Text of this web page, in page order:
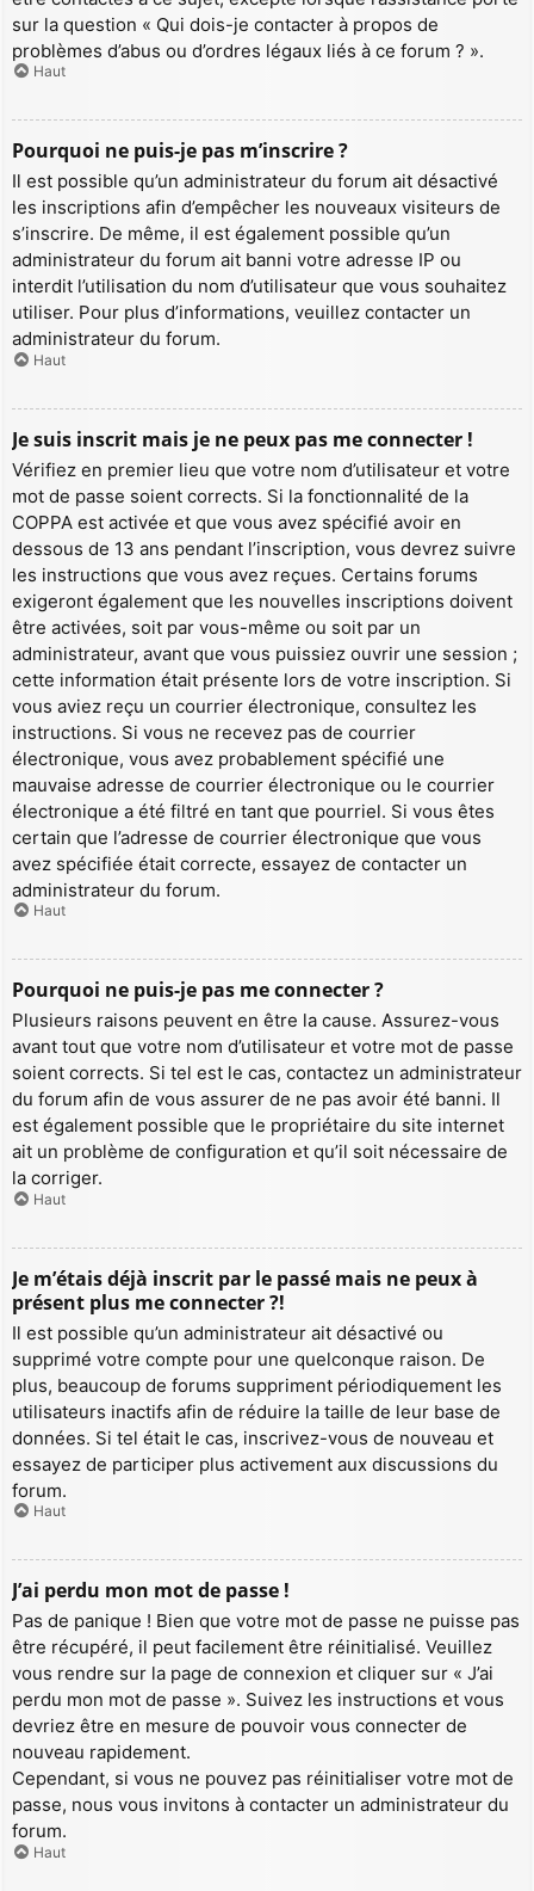
sur la question « Qui dois-je contacter à propos de
problèmes d’abus ou d’ordres légaux liés à ce forum ? ».
Haut
Pourquoi ne puis-je pas m’inscrire ?
Il est possible qu’un administrateur du forum ait désactivé
les inscriptions afin d’empêcher les nouveaux visiteurs de
s’inscrire. De même, il est également possible qu’un
administrateur du forum ait banni votre adresse IP ou
interdit l’utilisation du nom d’utilisateur que vous souhaitez
utiliser. Pour plus d’informations, veuillez contacter un
administrateur du forum.
Haut
Je suis inscrit mais je ne peux pas me connecter !
Vérifiez en premier lieu que votre nom d’utilisateur et votre
mot de passe soient corrects. Si la fonctionnalité de la
COPPA est activée et que vous avez spécifié avoir en
dessous de 13 ans pendant l’inscription, vous devrez suivre
les instructions que vous avez reçues. Certains forums
exigeront également que les nouvelles inscriptions doivent
être activées, soit par vous-même ou soit par un
administrateur, avant que vous puissiez ouvrir une session ;
cette information était présente lors de votre inscription. Si
vous aviez reçu un courrier électronique, consultez les
instructions. Si vous ne recevez pas de courrier
électronique, vous avez probablement spécifié une
mauvaise adresse de courrier électronique ou le courrier
électronique a été filtré en tant que pourriel. Si vous êtes
certain que l’adresse de courrier électronique que vous
avez spécifiée était correcte, essayez de contacter un
administrateur du forum.
Haut
Pourquoi ne puis-je pas me connecter ?
Plusieurs raisons peuvent en être la cause. Assurez-vous
avant tout que votre nom d’utilisateur et votre mot de passe
soient corrects. Si tel est le cas, contactez un administrateur
du forum afin de vous assurer de ne pas avoir été banni. Il
est également possible que le propriétaire du site internet
ait un problème de configuration et qu’il soit nécessaire de
la corriger.
Haut
Je m’étais déjà inscrit par le passé mais ne peux à
présent plus me connecter ?!
Il est possible qu’un administrateur ait désactivé ou
supprimé votre compte pour une quelconque raison. De
plus, beaucoup de forums suppriment périodiquement les
utilisateurs inactifs afin de réduire la taille de leur base de
données. Si tel était le cas, inscrivez-vous de nouveau et
essayez de participer plus activement aux discussions du
forum.
Haut
J’ai perdu mon mot de passe !
Pas de panique ! Bien que votre mot de passe ne puisse pas
être récupéré, il peut facilement être réinitialisé. Veuillez
vous rendre sur la page de connexion et cliquer sur « J’ai
perdu mon mot de passe ». Suivez les instructions et vous
devriez être en mesure de pouvoir vous connecter de
nouveau rapidement.
Cependant, si vous ne pouvez pas réinitialiser votre mot de
passe, nous vous invitons à contacter un administrateur du
forum.
Haut